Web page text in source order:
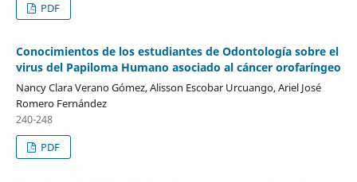
PDF
Conocimientos de los estudiantes de Odontología sobre el
virus del Papiloma Humano asociado al cáncer orofaríngeo
Nancy Clara Verano Gómez, Alisson Escobar Urcuango, Ariel José
Romero Fernández
240-248
PDF